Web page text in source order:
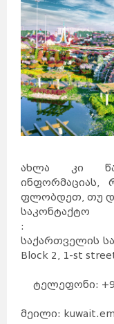
ახლა კი
ინფორმაციას,
ფლობდეთ, თუ
:
Block 2, 1-st
ტელეფონი:
მეილი: